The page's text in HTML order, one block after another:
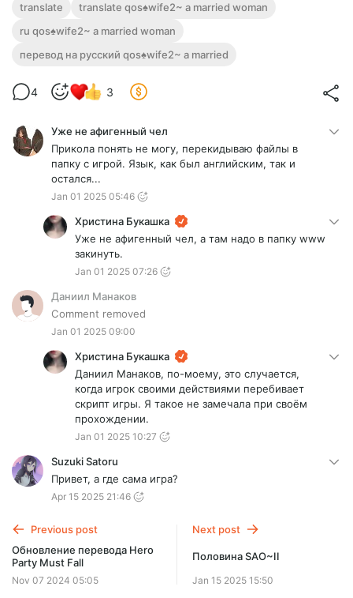
translate
translate qos♠wife2~ a married woman
ru qos♠wife2~ a married woman
перевод на русский qos♠wife2~ a married
4 3
Уже не афигенный чел
Прикола понять не могу, перекидываю файлы в
папку с игрой. Язык, как был английским, так и
остался...
Jan 01 2025 05:46
Христина Букашка
Уже не афигенный чел, а там надо в папку www
закинуть.
Jan 01 2025 07:26
Даниил Манаков
Comment removed
Jan 01 2025 09:00
Христина Букашка
Даниил Манаков, по-моему, это случается,
когда игрок своими действиями перебивает
скрипт игры. Я такое не замечала при своём
прохождении.
Jan 01 2025 10:27
Suzuki Satoru
Привет, а где сама игра?
Apr 15 2025 21:46
Previous post
Обновление перевода Hero
Party Must Fall
Nov 07 2024 05:05
Next post
Половина SAO~II
Jan 15 2025 15:50